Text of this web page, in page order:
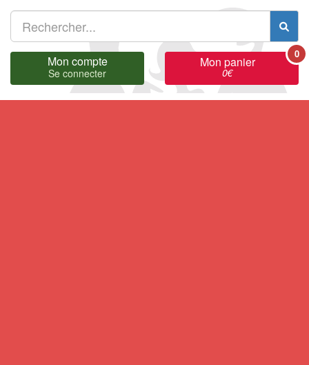
Mon compte
Se connecter
Mon panier
0€
0